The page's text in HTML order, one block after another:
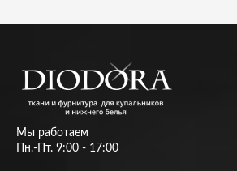
Мы работаем
Пн.-Пт. 9:00 - 17:00